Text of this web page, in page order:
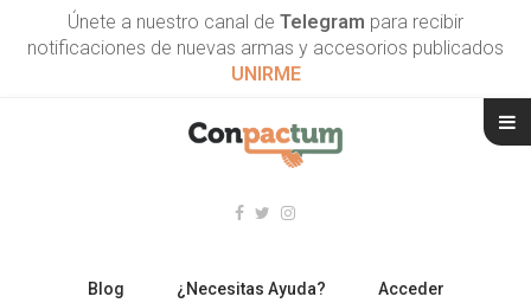
Únete a nuestro canal de Telegram para recibir
notificaciones de nuevas armas y accesorios publicados
UNIRME
Blog ¿Necesitas Ayuda? Acceder